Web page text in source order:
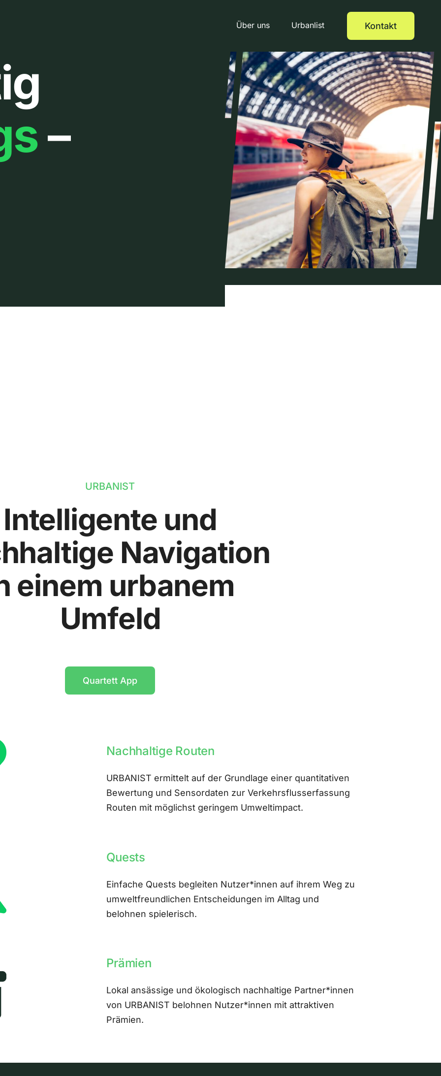
Über uns Urbanlist Kontakt
–
URBANIST
Intelligente und
Navigation
einem urbanem
Umfeld
Quartett App
Nachhaltige Routen
URBANIST ermittelt auf der Grundlage einer quantitativen
Bewertung und Sensordaten zur Verkehrsflusserfassung
Routen mit möglichst geringem Umweltimpact.
Quests
Einfache Quests begleiten Nutzer*innen auf ihrem Weg zu
umweltfreundlichen Entscheidungen im Alltag und
belohnen spielerisch.
Prämien
Lokal ansässige und ökologisch nachhaltige Partner*innen
von URBANIST belohnen Nutzer*innen mit attraktiven
Prämien.